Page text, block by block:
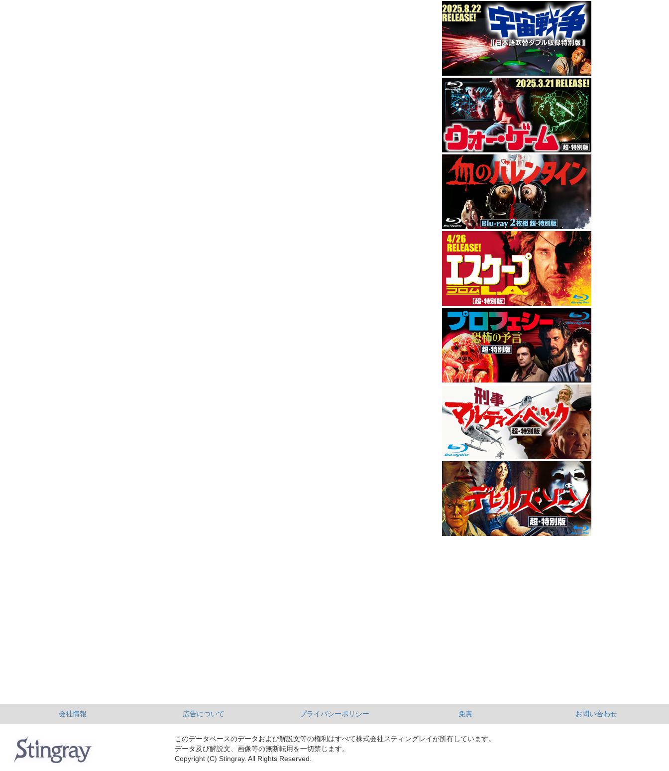
会社情報 広告について プライバシーポリシー 免責 お問い合わせ
このデータベースのデータおよび解説文等の権利はすべて株式会社スティングレイが所有しています。
データ及び解説文、画像等の無断転用を一切禁じます。
Copyright (C) Stingray. All Rights Reserved.